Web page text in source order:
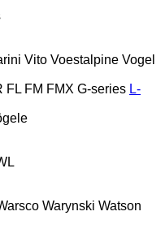
Vito Voestalpine Vogel
FL FM FMX G-series L-
Warynski Watson